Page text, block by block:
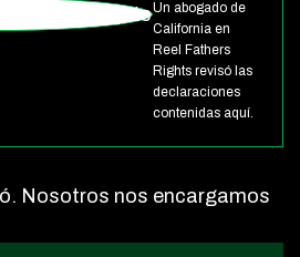
Un abogado de
California en
Reel Fathers
Rights revisó las
declaraciones
contenidas aquí.
Nosotros nos encargamos